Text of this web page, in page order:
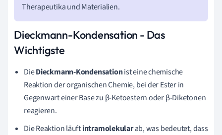
Therapeutika und Materialien.
Dieckmann-Kondensation - Das
Wichtigste
DieDieckmann-Kondensationist eine chemische
Reaktion der organischen Chemie, bei der Ester in
Gegenwart einer Base zu β-Ketoestern oder β-Diketonen
reagieren.
Die Reaktion läuftintramolekularab, was bedeutet, dass